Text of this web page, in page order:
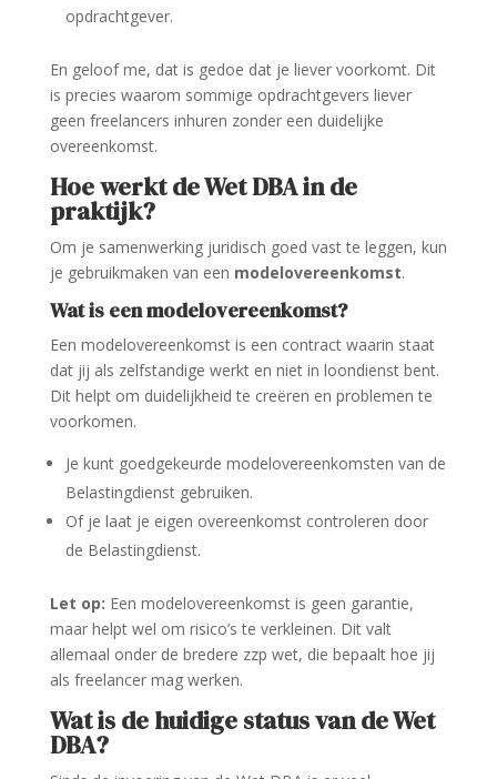
opdrachtgever.
En geloof me, dat is gedoe dat je liever voorkomt. Dit
is precies waarom sommige opdrachtgevers liever
geen freelancers inhuren zonder een duidelijke
overeenkomst.
Hoe werkt de Wet DBA in de
praktijk?
Om je samenwerking juridisch goed vast te leggen, kun
je gebruikmaken van een modelovereenkomst.
Wat is een modelovereenkomst?
Een modelovereenkomst is een contract waarin staat
dat jij als zelfstandige werkt en niet in loondienst bent.
Dit helpt om duidelijkheid te creëren en problemen te
voorkomen.
Je kunt goedgekeurde modelovereenkomsten van de
Belastingdienst gebruiken.
Of je laat je eigen overeenkomst controleren door
de Belastingdienst.
Let op: Een modelovereenkomst is geen garantie,
maar helpt wel om risico’s te verkleinen. Dit valt
allemaal onder de bredere zzp wet, die bepaalt hoe jij
als freelancer mag werken.
Wat is de huidige status van de Wet
DBA?